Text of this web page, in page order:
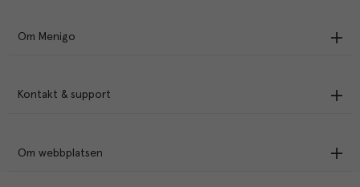
Om Menigo
Kontakt & support
Om webbplatsen